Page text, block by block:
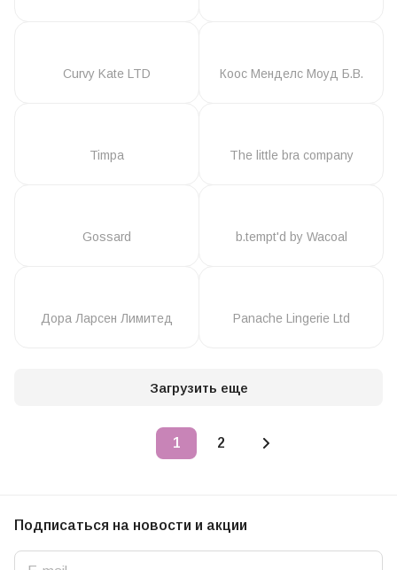
Curvy Kate LTD Коос Менделс Моуд Б.В.
Timpa The little bra company
Gossard b.tempt'd by Wacoal
Дора Ларсен Лимитед Panache Lingerie Ltd
Загрузить еще
1 2
Подписаться на новости и акции